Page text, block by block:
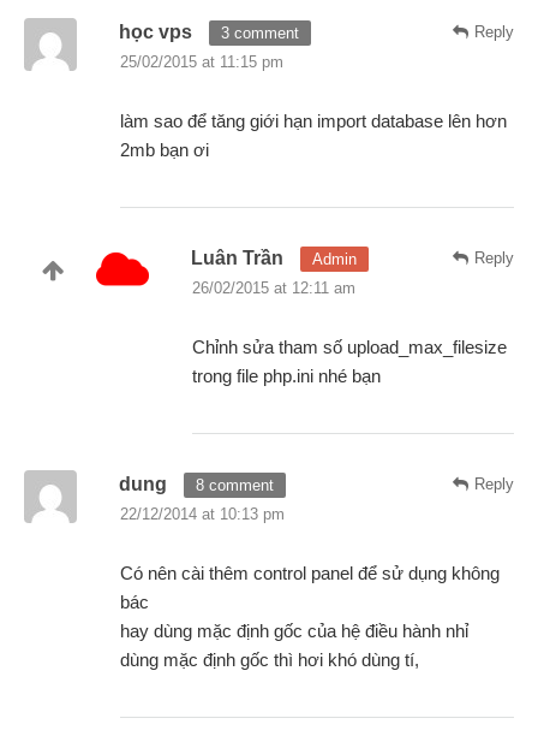
Reply
học vps
3 comment
25/02/2015 at 11:15 pm
làm sao để tăng giới hạn import database lên hơn
2mb bạn ơi
Reply
Luân Trần
Admin
26/02/2015 at 12:11 am
Chỉnh sửa tham số upload_max_filesize
trong file php.ini nhé bạn
Reply
dung
8 comment
22/12/2014 at 10:13 pm
Có nên cài thêm control panel để sử dụng không
bác
hay dùng mặc định gốc của hệ điều hành nhỉ
dùng mặc định gốc thì hơi khó dùng tí,